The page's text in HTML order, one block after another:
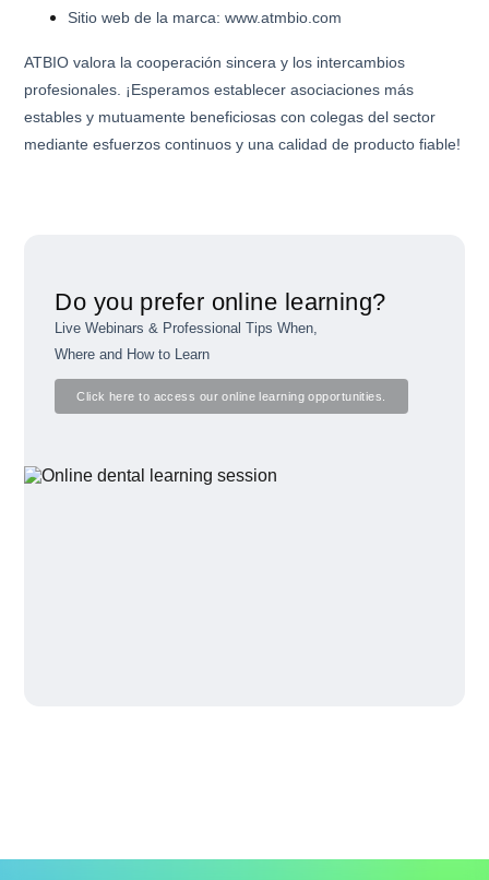
Sitio web de la marca: www.atmbio.com
ATBIO valora la cooperación sincera y los intercambios
profesionales. ¡Esperamos establecer asociaciones más
estables y mutuamente beneficiosas con colegas del sector
mediante esfuerzos continuos y una calidad de producto fiable!
Do you prefer online learning?
Live Webinars & Professional Tips When,
Where and How to Learn
Click here to access our online learning opportunities.